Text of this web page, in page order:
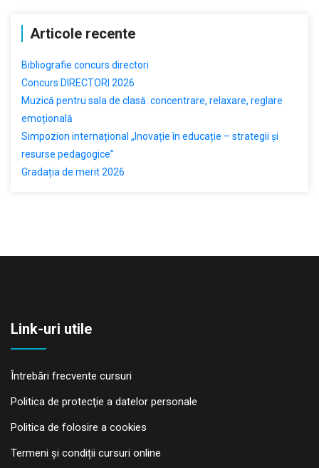
Articole recente
Bibliografie concurs directori
Concurs DIRECTORI 2026
Muzică pentru sala de clasă: concentrare, relaxare, reglare
emoțională
Simpozion internațional „Inovație în educație – strategii și
resurse pedagogice”
Gradația de merit 2026
Link-uri utile
Întrebări frecvente cursuri
Politica de protecţie a datelor personale
Politica de folosire a cookies
Termeni și condiții cursuri online